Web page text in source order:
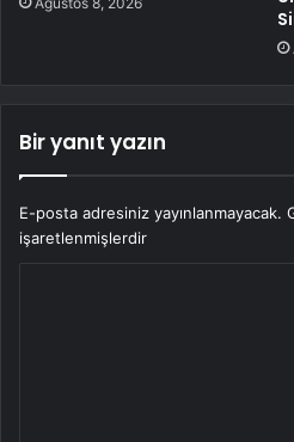
Bir yanıt yazın
E-posta adresiniz yayınlanmayacak.
işaretlenmişlerdir